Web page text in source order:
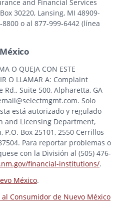
and Financial Services
30220, Lansing, MI 48909-
o al 877-999-6442 (línea
O QUEJA CON ESTE
O LLAMAR A: Complaint
Rd., Suite 500, Alpharetta, GA
Solo
está autorizado y regulado
and Licensing Department,
Box 25101, 2550 Cerrillos
Para reportar problemas o
con la División al (505) 476-
financial-institutions/.
México.
Consumidor de Nuevo México